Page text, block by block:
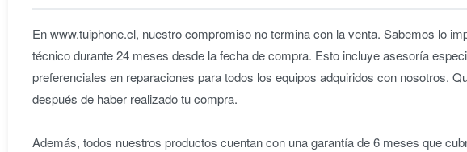
En www.tuiphone.cl, nuestro compromiso no termina con la venta. Sabemos lo
técnico durante 24 meses desde la fecha de compra. Esto incluye asesoría
preferenciales en reparaciones para todos los equipos adquiridos con nosotros.
después de haber realizado tu compra.
Además, todos nuestros productos cuentan con una garantía de 6 meses que